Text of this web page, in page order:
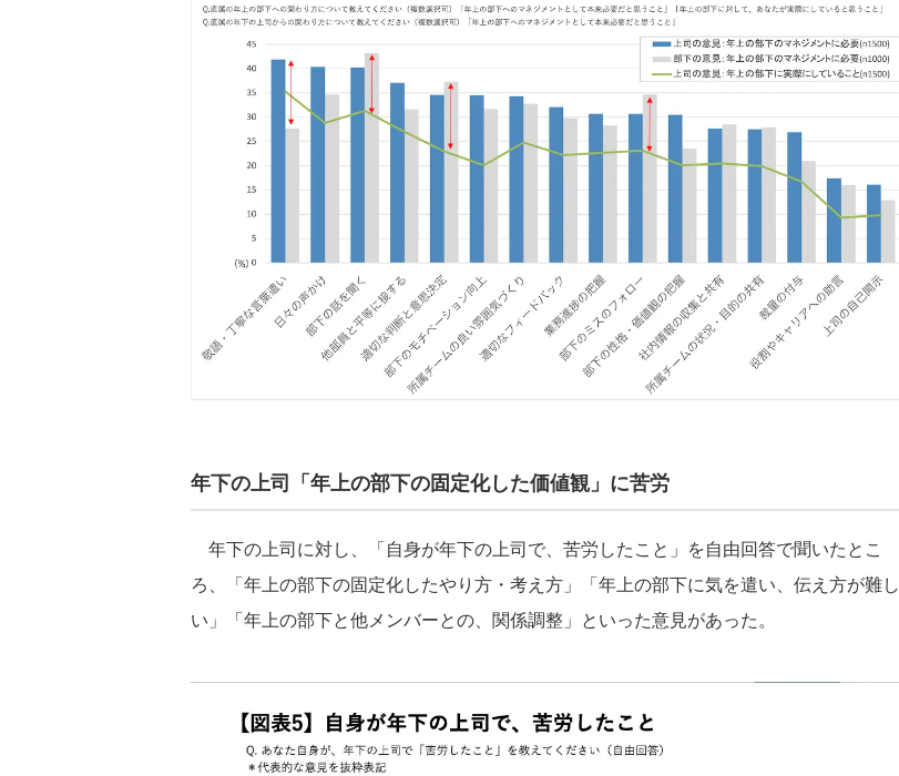
年下の上司「年上の部下の固定化した価値観」に苦労
年下の上司に対し、「自身が年下の上司で、苦労したこと」を自由回答で聞いたとこ
ろ、「年上の部下の固定化したやり方・考え方」「年上の部下に気を遣い、伝え方が難し
い」「年上の部下と他メンバーとの、関係調整」といった意見があった。